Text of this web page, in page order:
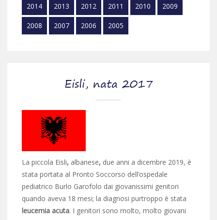
2014 2013 2012 2011 2010 2009
2008 2007 2006 2005
Eisli, nata 2017
La piccola Eisli, albanese, due anni a dicembre 2019, è
stata portata al Pronto Soccorso dell’ospedale
pediatrico Burlo Garofolo dai giovanissimi genitori
quando aveva 18 mesi; la diagnosi purtroppo è stata
leucemia acuta. I genitori sono molto, molto giovani